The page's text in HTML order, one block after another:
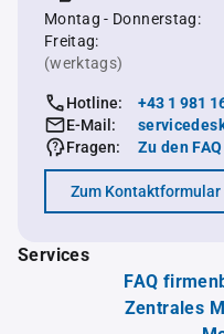
Montag - Donnerstag:
Freitag:
(werktags)
Hotline:
+43 1 981
E-Mail:
Fragen:
Zu den FAQ
Zum Kontaktformular
Services
FAQ
Zentrales